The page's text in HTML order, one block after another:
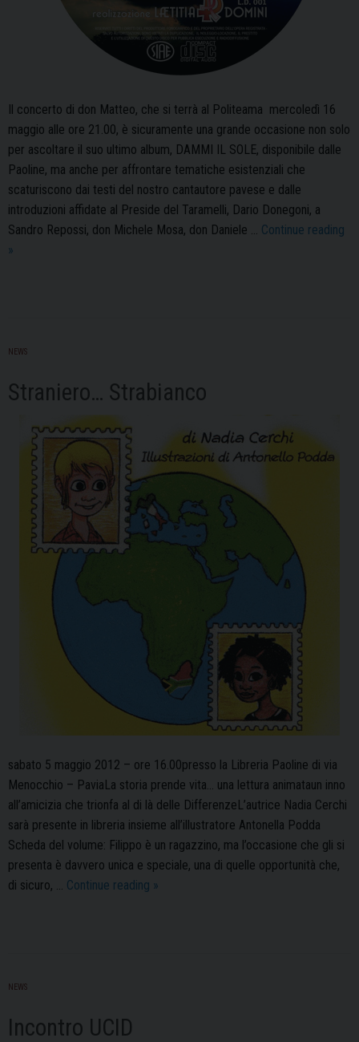
Il concerto di don Matteo, che si terrà al Politeama mercoledì 16
maggio alle ore 21.00, è sicuramente una grande occasione non solo
per ascoltare il suo ultimo album, DAMMI IL SOLE, disponibile dalle
Paoline, ma anche per affrontare tematiche esistenziali che
scaturiscono dai testi del nostro cantautore pavese e dalle
introduzioni affidate al Preside del Taramelli, Dario Donegoni, a
Sandro Repossi, don Michele Mosa, don Daniele … Continue reading
Dammi
»
NEWS
Straniero… Strabianco
sabato 5 maggio 2012 – ore 16.00presso la Libreria Paoline di via
Menocchio – PaviaLa storia prende vita… una lettura animataun inno
all’amicizia che trionfa al di là delle DifferenzeL’autrice Nadia Cerchi
sarà presente in libreria insieme all’illustratore Antonella Podda
Scheda del volume: Filippo è un ragazzino, ma l’occasione che gli si
presenta è davvero unica e speciale, una di quelle opportunità che,
di sicuro, … Continue reading Straniero…
»
NEWS
Incontro UCID